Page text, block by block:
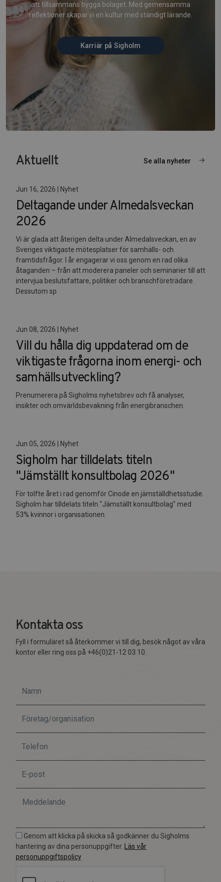
att tillsammans bygga bolaget. Med gemensamma
reflektioner skapar vi en kultur med ständigt lärande.
Karriär på Sigholm
Aktuellt Se alla nyheter
Jun 16, 2026 | Nyhet
Deltagande under Almedalsveckan
2026
Vi är glada att återigen delta under Almedalsveckan, en av
Sveriges viktigaste mötesplatser för samhälls- och
framtidsfrågor. I år engagerar vi oss genom en rad olika
åtaganden – från att moderera paneler och seminarier till att
intervjua beslutsfattare, politiker och branschföreträdare.
Dessutom sp
Jun 08, 2026 | Nyhet
Vill du hålla dig uppdaterad om de
viktigaste frågorna inom energi- och
samhällsutveckling?
Prenumerera på Sigholms nyhetsbrev och få analyser,
insikter och omvärldsbevakning från energibranschen.
Jun 05, 2026 | Nyhet
Sigholm har tilldelats titeln
"Jämställt konsultbolag 2026"
För tolfte året i rad genomför Cinode en jämställdhetsstudie.
Sigholm har tilldelats titeln "Jämställt konsultbolag" med
53% kvinnor i organisationen.
Kontakta oss
Fyll i formuläret så återkommer vi till dig, besök något av våra
kontor eller ring oss på +46(0)21-12 03 10.
Genom att klicka på skicka så godkänner du Sigholms
hantering av dina personuppgifter.
Läs vår
personuppgiftspolicy